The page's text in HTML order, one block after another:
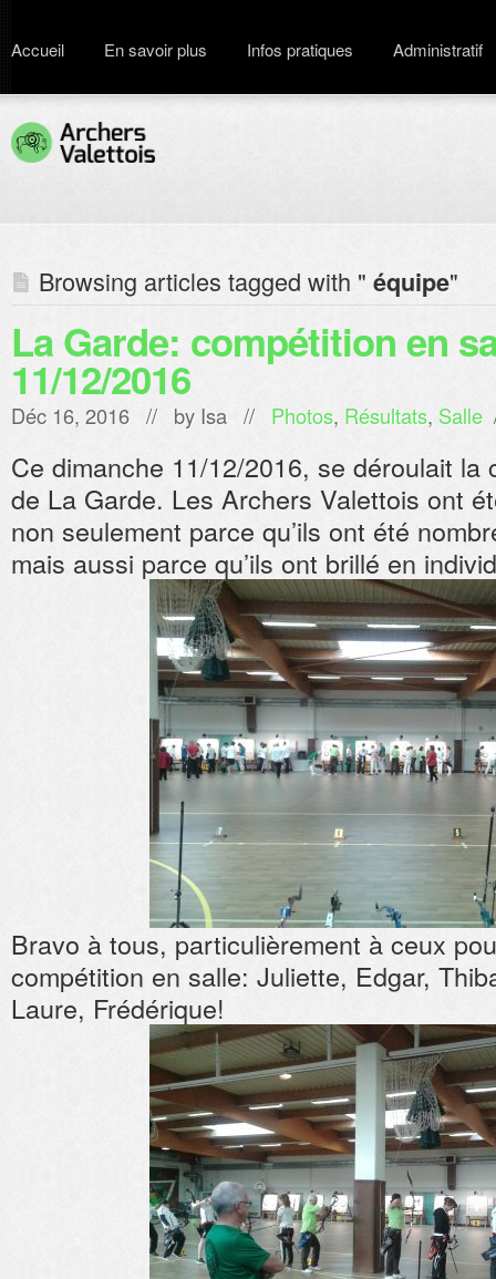
Accueil En savoir plus Infos pratiques Administratif
Browsing articles tagged with " équipe"
La Garde: compétition en
11/12/2016
Déc 16, 2016 // by Isa // Photos, Résultats, Salle
Ce dimanche 11/12/2016, se déroulait la
de La Garde. Les Archers Valettois ont
non seulement parce qu’ils ont été
mais aussi parce qu’ils ont brillé en
Bravo à tous, particulièrement à ceux
compétition en salle: Juliette, Edgar,
Laure, Frédérique!